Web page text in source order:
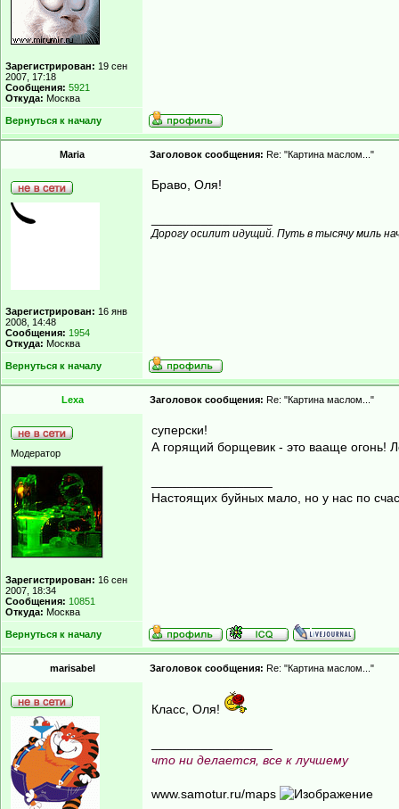
Зарегистрирован: 19 сен
2007, 17:18
Сообщения: 5921
Откуда: Москва
Вернуться к началу
Maria Заголовок сообщения: Re: "Картина маслом..."
Зарегистрирован: 16 янв
2008, 14:48
Сообщения: 1954
Откуда: Москва
Браво, Оля!
Дорогу осилит идущий. Путь в тысячу миль
Вернуться к началу
Lexa Заголовок сообщения: Re: "Картина маслом..."
Модератор
Зарегистрирован: 16 сен
2007, 18:34
Сообщения: 10851
Откуда: Москва
суперски!
А горящий борщевик - это вааще огонь!
Настоящих буйных мало, но у нас по
Вернуться к началу
marisabel Заголовок сообщения: Re: "Картина маслом..."
Класс, Оля!
что ни делается, все к лучшему
www.samotur.ru/maps